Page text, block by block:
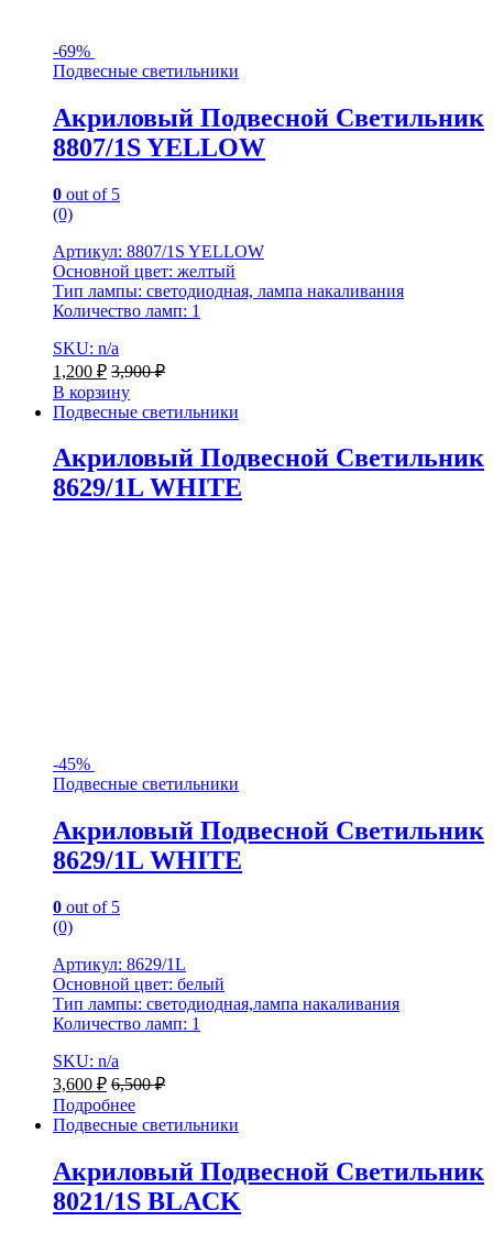
-69%
Подвесные светильники
Акриловый Подвесной Светильник
8807/1S YELLOW
0 out of 5
(0)
Артикул: 8807/1S YELLOW
Основной цвет: желтый
Тип лампы: светодиодная, лампа накаливания
Количество ламп: 1
SKU: n/a
1,200 ₽ 3,900₽
В корзину
Подвесные светильники
Акриловый Подвесной Светильник
8629/1L WHITE
-45%
Подвесные светильники
Акриловый Подвесной Светильник
8629/1L WHITE
0 out of 5
(0)
Артикул: 8629/1L
Основной цвет: белый
Тип лампы: светодиодная,лампа накаливания
Количество ламп: 1
SKU: n/a
3,600 ₽ 6,500₽
Подробнее
Подвесные светильники
Акриловый Подвесной Светильник
8021/1S BLACK